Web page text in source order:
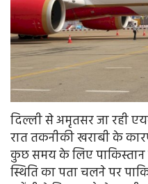
दिल्ली से अमृतसर जा रही
रात तकनीकी खराबी के
कुछ समय के लिए पाकिस्तान
स्थिति का पता चलने पर